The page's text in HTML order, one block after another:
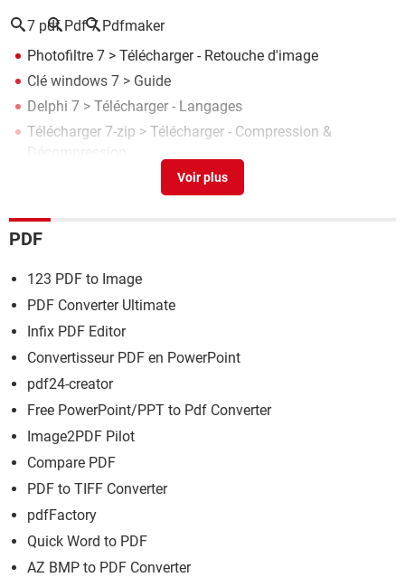
7 pdf Pdf 7 Pdfmaker
Photofiltre 7 > Télécharger - Retouche d'image
Clé windows 7 > Guide
Delphi 7 > Télécharger - Langages
Télécharger 7-zip > Télécharger - Compression &
Décompression
> Télécharger - Bureautique
PDF
123 PDF to Image
PDF Converter Ultimate
Infix PDF Editor
Convertisseur PDF en PowerPoint
pdf24-creator
Free PowerPoint/PPT to Pdf Converter
Image2PDF Pilot
Compare PDF
PDF to TIFF Converter
pdfFactory
Quick Word to PDF
AZ BMP to PDF Converter